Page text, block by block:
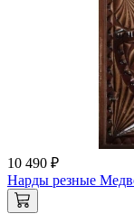
10 490 ₽
Нарды резные